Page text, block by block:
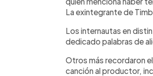
La exintegrante de
Los internautas en
dedicado palabras de
Otros más recordaron
canción al productor,